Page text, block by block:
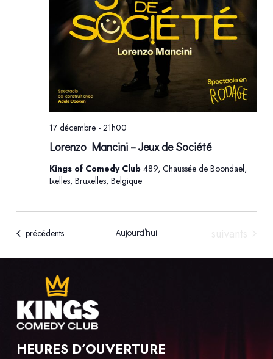
Lorenzo Mancini – Jeux de Société
17 décembre - 21h00
Kings of Comedy Club 489, Chaussée de Boondael,
Ixelles, Bruxelles, Belgique
Évènements
précédents Aujourd’hui
HEURES D’OUVERTURE